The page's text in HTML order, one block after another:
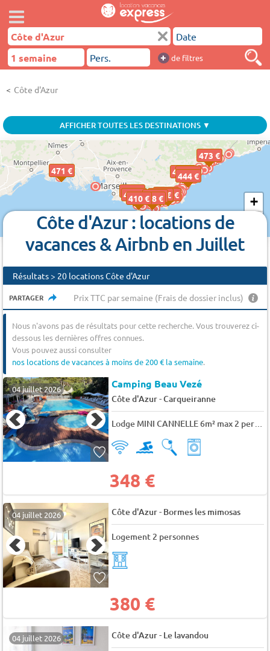
+ de filtres
Côte d'Azur
AFFICHER TOUTES LES DESTINATIONS ▼
348 €380 €
391 €
393 €
410 €
444 €
462 €
463 €
463 €
471 €
471 €
473 €
474 €
+
Côte d'Azur : locations de
vacances & Airbnb en Juillet
Résultats > 20 locations Côte d'Azur
PARTAGER Prix TTC par semaine (Frais de dossier inclus)
Nous n'avons pas de résultats pour cette recherche. Vous trouverez ci-
dessous les dernières offres connues.
Vous pouvez aussi consulter
nos locations de vacances à moins de 200 € la semaine.
04 juillet 2026 Camping Beau Vezé
Côte d'Azur-Carqueiranne
348 €
04 juillet 2026 Côte d'Azur- Bormes les mimosas
Logement 2 personnes
380 €
04 juillet 2026 Côte d'Azur- Le lavandou